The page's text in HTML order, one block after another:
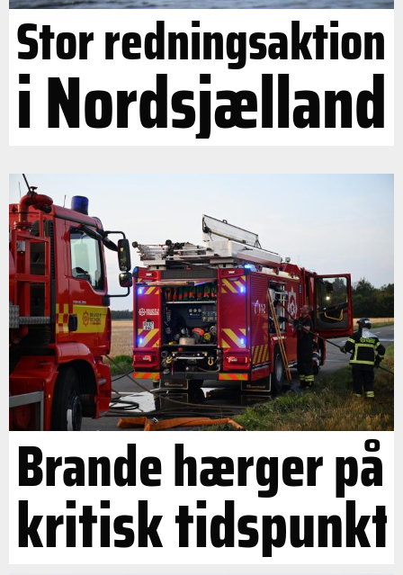
Stor redningsaktion
i Nordsjælland
Brande hærger på
kritisk tidspunkt